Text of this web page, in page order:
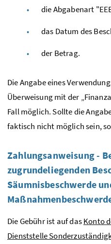
die Abgabenart
das Datum des
der Betrag.
Die Angabe eines
Überweisung mit der
Fall möglich. Sollte die
faktisch nicht möglich sein,
Zahlungsanweisung -
zugrundeliegenden
Säumnisbeschwerde
Die Gebühr ist auf dasKonto
Dienststelle